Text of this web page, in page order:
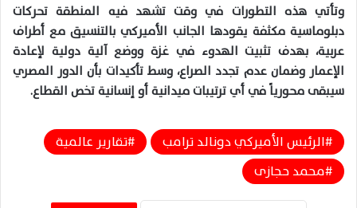
وتأتي هذه التطورات في وقت تشهد فيه المنطقة تحركات
دبلوماسية مكثفة يقودها الجانب الأميركي بالتنسيق مع أطراف
عربية، بهدف تثبيت الهدوء في غزة ووضع آلية دولية لإعادة
الإعمار وضمان عدم تجدد الصراع، وسط تأكيدات بأن الدور المصري
سيبقى محورياً في أي ترتيبات ميدانية أو إنسانية تخص القطاع.
الرئيس الأميركي دونالد ترامب
تقارير عالمية
محمد حجازى